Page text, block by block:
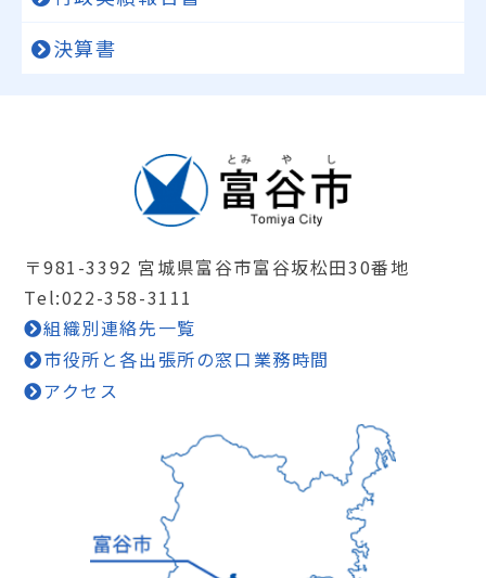
決算書
〒981-3392 宮城県富谷市富谷坂松田30番地
Tel:022-358-3111
組織別連絡先一覧
市役所と各出張所の窓口業務時間
アクセス